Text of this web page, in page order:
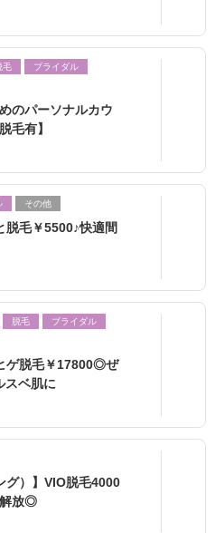
毛
ブライダル
のパーソナルカウ
毛有】
その他
脱毛￥5500♪快適間
脱毛
ブライダル
ゲ脱毛￥17800◎ぜ
スベ肌に
グ）】VIO脱毛4000
解放◎